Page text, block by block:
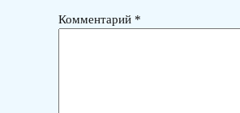
Комментарий *